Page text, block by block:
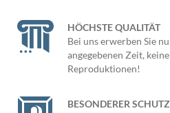
HÖCHSTE QUALITÄT
Bei uns erwerben Sie
angegebenen Zeit,
Reproduktionen!
BESONDERER SCHUTZ